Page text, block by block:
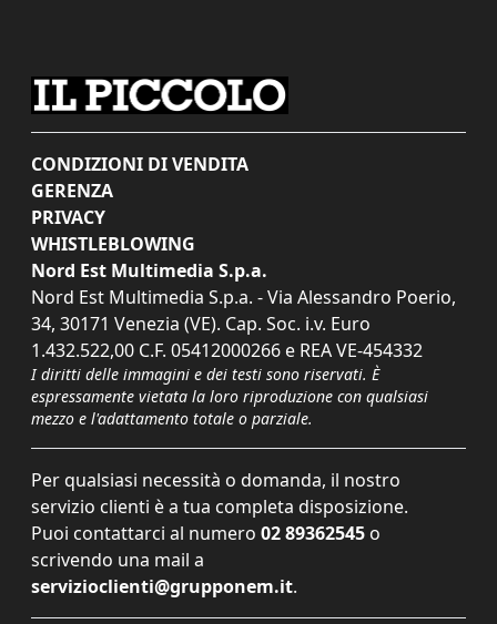
CONDIZIONI DI VENDITA
GERENZA
PRIVACY
WHISTLEBLOWING
Nord Est Multimedia S.p.a.
Nord Est Multimedia S.p.a. - Via Alessandro Poerio,
34, 30171 Venezia (VE). Cap. Soc. i.v. Euro
1.432.522,00 C.F. 05412000266 e REA VE-454332
I diritti delle immagini e dei testi sono riservati. È
espressamente vietata la loro riproduzione con qualsiasi
mezzo e l'adattamento totale o parziale.
Per qualsiasi necessità o domanda, il nostro
servizio clienti è a tua completa disposizione.
Puoi contattarci al numero 02 89362545 o
scrivendo una mail a
servizioclienti@grupponem.it.